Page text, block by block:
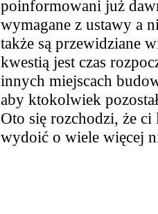
poinformowani już
wymagane z ustawy a
także są przewidziane
kwestią jest czas
innych miejscach
aby ktokolwiek
Oto się rozchodzi, że
wydoić o wiele więcej